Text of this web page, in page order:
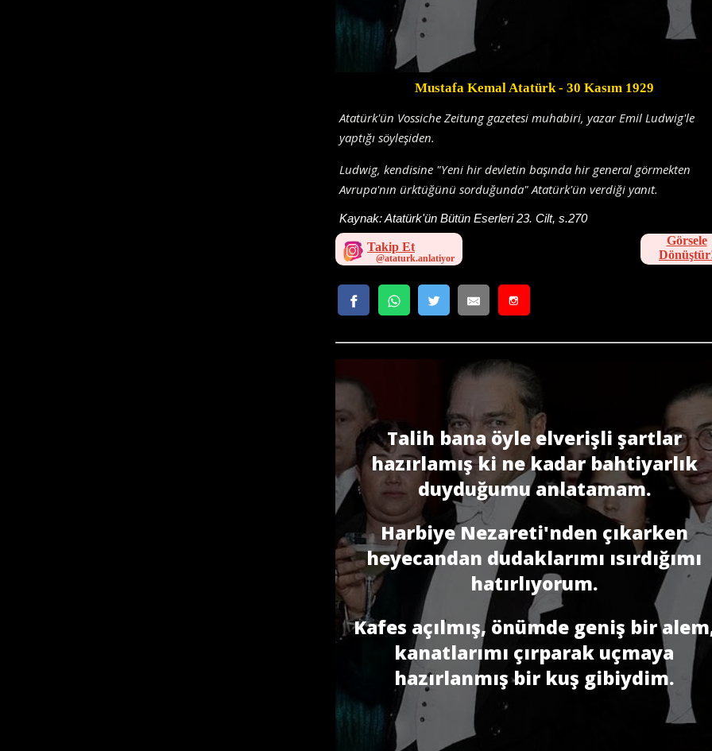
Mustafa Kemal Atatürk- 30 Kasım 1929
Atatürk'ün Vossiche Zeitung gazetesi muhabiri, yazar Emil Ludwig'le
yaptığı söyleşiden.
Ludwig, kendisine "Yeni hir devletin başında hir general görmekten
Avrupa'nın ürktüğünü sorduğunda" Atatürk'ün verdiği yanıt.
Kaynak:Atatürk'ün Bütün Eserleri 23. Cilt, s.270
Takip Et
Görsele
Talih bana öyle elverişli şartlar
hazırlamış ki ne kadar bahtiyarlık
duyduğumu anlatamam.
Harbiye Nezareti'nden çıkarken
heyecandan dudaklarımı ısırdığımı
hatırlıyorum.
Kafes açılmış, önümde geniş bir
kanatlarımı çırparak uçmaya
hazırlanmış bir kuş gibiydim.